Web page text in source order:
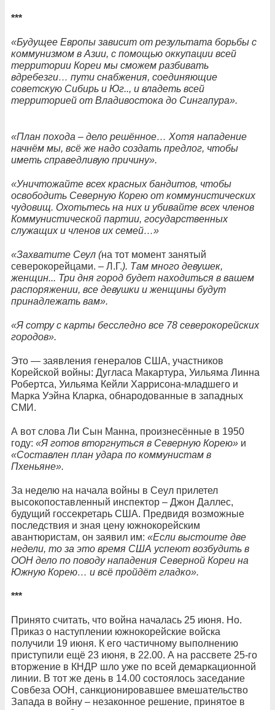
***
«Будущее Европы зависит от результата борьбы с
коммунизмом в Азии, с помощью оккупации всей
территории Кореи мы сможем разбивать
вдребезги… пути снабжения, соединяющие
советскую Сибирь и Юг.., и владеть всей
территорией от Владивостока до Сингапура».
«План похода – дело решённое… Хотя нападение
начнём мы, всё же надо создать предлог, чтобы
иметь справедливую причину».
«Уничтожайте всех красных бандитов, чтобы
освободить Северную Корею от коммунистических
чудовищ. Охотьтесь на них и убивайте всех членов
Коммунистической партии, государственных
служащих и членов их семей…»
«Захватите Сеул (на тот момент занятый
северокорейцами. – Л.Г.). Там много девушек,
женщин... Три дня город будет находиться в вашем
распоряжении, все девушки и женщины будут
принадлежать вам».
«Я сотру с карты бесследно все 78 северокорейских
городов».
Это — заявления генералов США, участников
Корейской войны: Дугласа Макартура, Уильяма Линна
Робертса, Уильяма Кейли Харрисона-младшего и
Марка Уэйна Кларка, обнародованные в западных
СМИ.
А вот слова Ли Сын Манна, произнесённые в 1950
году: «Я готов вторгнуться в Северную Корею» и
«Составлен план удара по коммунистам в
Пхеньяне».
За неделю на начала войны в Сеул прилетел
высокопоставленный инспектор – Джон Даллес,
будущий госсекретарь США. Предвидя возможные
последствия и зная цену южнокорейским
авантюристам, он заявил им: «Если выстоите две
недели, то за это время США успеют возбудить в
ООН дело по поводу нападения Северной Кореи на
Южную Корею… и всё пройдёт гладко».
***
Принято считать, что война началась 25 июня. Но.
Приказ о наступлении южнокорейские войска
получили 19 июня. К его частичному выполнению
приступили ещё 23 июня, в 22.00. А на рассвете 25-го
вторжение в КНДР шло уже по всей демаркационной
линии. В тот же день в 14.00 состоялось заседание
Совбеза ООН, санкционировавшее вмешательство
Запада в войну – незаконное решение, принятое в